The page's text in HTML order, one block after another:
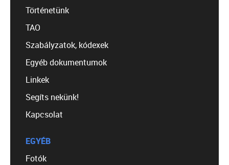
Történetünk
TAO
Szabályzatok, kódexek
Egyéb dokumentumok
Linkek
Segíts nekünk!
Kapcsolat
EGYÉB
Fotók